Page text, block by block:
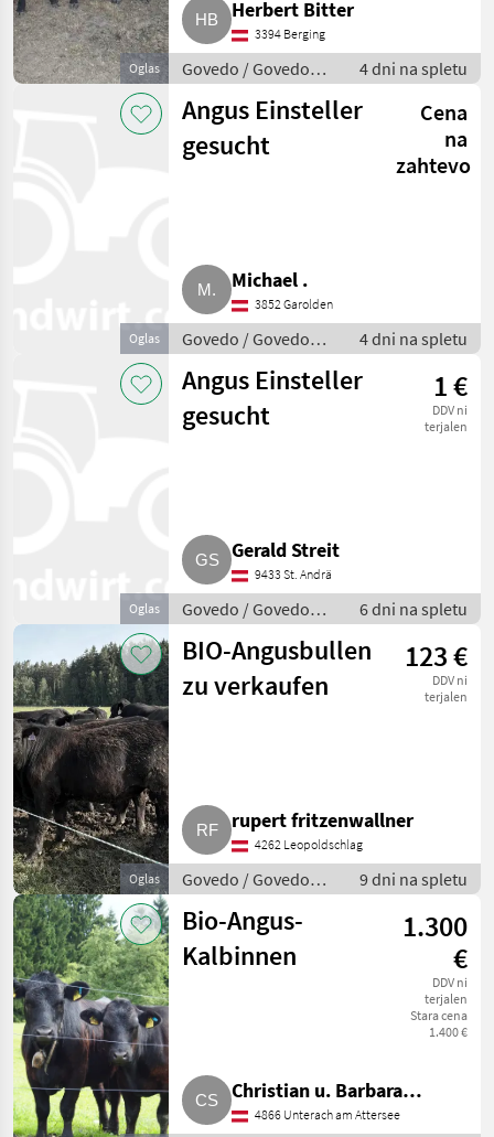
trgovcev oglasi
Oglas
Herbert Bitter
3394 Berging
Govedo / Govedo
Angus
4 dni na spletu
Oglas
Angus Einsteller
gesucht
Cena
na
zahtevo
Michael .
3852 Garolden
Govedo / Govedo
Angus
4 dni na spletu
Oglas
Angus Einsteller
gesucht
1 €
DDV ni
terjalen
Gerald Streit
9433 St. Andrä
Govedo / Govedo
Angus
6 dni na spletu
Oglas
BIO-Angusbullen
zu verkaufen
123 €
DDV ni
terjalen
rupert fritzenwallner
4262 Leopoldschlag
Govedo / Govedo
Angus
9 dni na spletu
Bio-Angus-
Kalbinnen
1.300
€
DDV ni
terjalen
Stara cena
1.400 €
Christian u. Barbara
Schernthaner
4866 Unterach am Attersee